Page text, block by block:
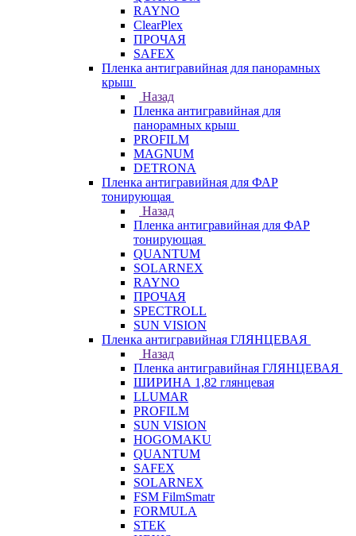
RAYNO
ClearPlex
ПРОЧАЯ
SAFEX
Пленка антигравийная для панорамных
крыш
Назад
Пленка антигравийная для
панорамных крыш
PROFILM
MAGNUM
DETRONA
Пленка антигравийная для ФАР
тонирующая
Назад
Пленка антигравийная для ФАР
тонирующая
QUANTUM
SOLARNEX
RAYNO
ПРОЧАЯ
SPECTROLL
SUN VISION
Пленка антигравийная ГЛЯНЦЕВАЯ
Назад
Пленка антигравийная ГЛЯНЦЕВАЯ
ШИРИНА 1,82 глянцевая
LLUMAR
PROFILM
SUN VISION
HOGOMAKU
QUANTUM
SAFEX
SOLARNEX
FSM FilmSmatr
FORMULA
STEK